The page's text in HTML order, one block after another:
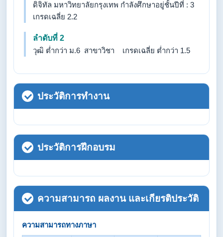
ดิจิทัล มหาวิทยาลัยกรุงเทพ กำลังศึกษาอยู่ชั้นปีที่ : 3
เกรดเฉลี่ย 2.2
ลำดับที่ 2
วุฒิ ต่ำกว่า ม.6 สาขาวิชา เกรดเฉลี่ย ต่ำกว่า 1.5
ประวัติการทำงาน
ประวัติการฝึกอบรม
ความสามารถ ผลงาน และเกียรติประวัติ
ความสามารถทางภาษา